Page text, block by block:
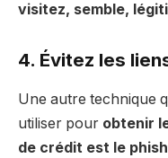
visitez, semble,
4. Évitez les
Une autre technique
utiliser pour obtenir
de crédit est le